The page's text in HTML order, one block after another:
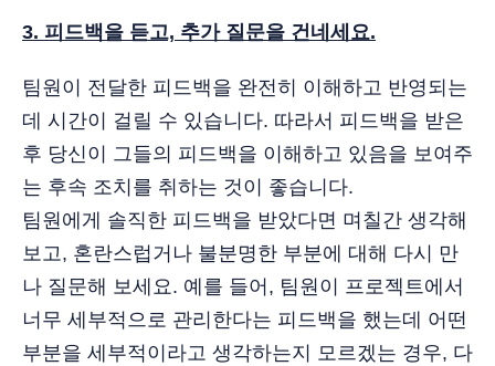
3. 피드백을 듣고, 추가 질문을 건네세요.
팀원이 전달한 피드백을 완전히 이해하고 반영되는
데 시간이 걸릴 수 있습니다. 따라서 피드백을 받은
후 당신이 그들의 피드백을 이해하고 있음을 보여주
는 후속 조치를 취하는 것이 좋습니다.
팀원에게 솔직한 피드백을 받았다면 며칠간 생각해
보고, 혼란스럽거나 불분명한 부분에 대해 다시 만
나 질문해 보세요. 예를 들어, 팀원이 프로젝트에서
너무 세부적으로 관리한다는 피드백을 했는데 어떤
부분을 세부적이라고 생각하는지 모르겠는 경우, 다